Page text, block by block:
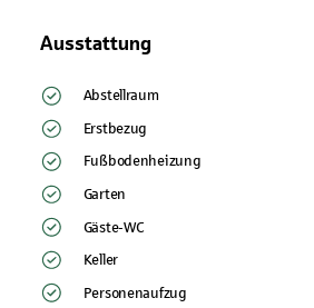
Ausstattung
Abstellraum
Erstbezug
Fußbodenheizung
Garten
Gäste-WC
Keller
Personenaufzug